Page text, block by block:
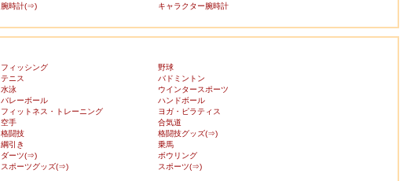
腕時計(⇒)
キャラクター腕時計
フィッシング
野球
テニス
バドミントン
水泳
ウインタースポーツ
バレーボール
ハンドボール
フィットネス・トレーニング
ヨガ・ピラティス
空手
合気道
格闘技
格闘技グッズ(⇒)
綱引き
乗馬
ダーツ(⇒)
ボウリング
スポーツグッズ(⇒)
スポーツ(⇒)